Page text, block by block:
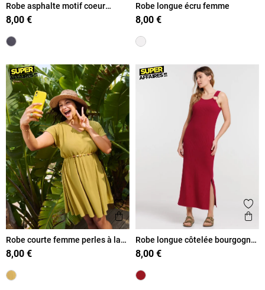
Robe asphalte motif coeur
femme
8,00 €
Robe longue écru femme
8,00 €
Ajouter aux favoris
Aperçu rapide
Robe courte femme perles à la
taille
8,00 €
Robe longue côtelée bourgogne
femme
8,00 €